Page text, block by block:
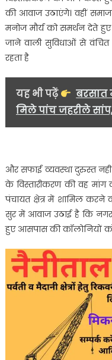
की आवाज उठाएंगे। वहीं
मनोज मौर्य को समर्थन देते हुए
जाने वाली सुविधाओं से वंचित
रहता है
यह भी पढ़ें
बरसात
मिले पांच जहरीले
और सफाई व्यवस्था दुरुस्त
के विस्तारीकरण की वह
पंचायत क्षेत्र में शामिल
सुर में आवाज उठाई है कि
हुए आसपास की कॉलोनियों